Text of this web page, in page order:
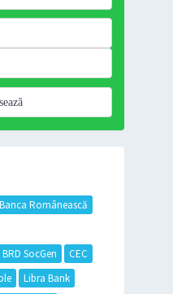
Banca Românească
BRD SocGen
CEC
Libra Bank